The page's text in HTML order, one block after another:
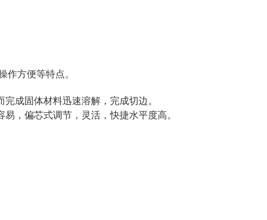
作方便等特点。
成固体材料迅速溶解，完成切边。
，偏芯式调节，灵活，快捷水平度高。